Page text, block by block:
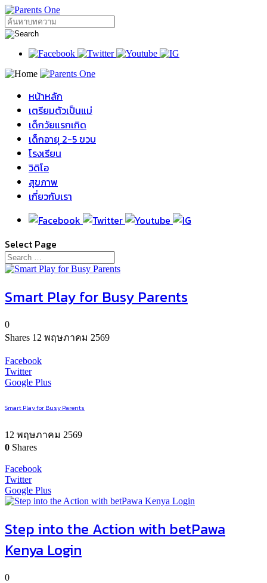
หน้าหลัก
เตรียมตัวเป็นแม่
เด็กวัยแรกเกิด
เด็กอายุ 2-5 ขวบ
โรงเรียน
วิดิโอ
สุขภาพ
เกี่ยวกับเรา
Select Page
Smart Play for Busy Parents
0
Shares 12 พฤษภาคม 2569
Facebook
Twitter
Google Plus
Smart Play for Busy Parents
12 พฤษภาคม 2569
0 Shares
Facebook
Twitter
Google Plus
Step into the Action with betPawa
Kenya Login
0